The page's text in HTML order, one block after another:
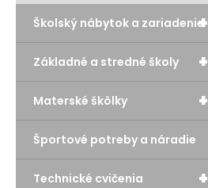
+
Školský nábytok a zariadenie
+
Základné a stredné školy
+
Materské škôlky
Športové potreby a náradie
+
Technické cvičenia